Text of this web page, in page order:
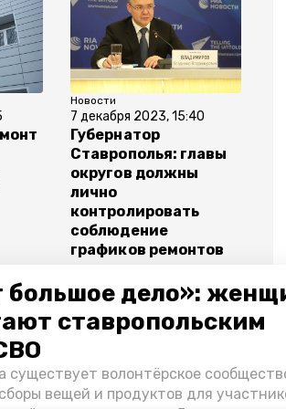
большое дело»:
ставропольским
существует волонтёрское
вещей и продуктов для
Новости
7 декабря 2023, 15:40
Губернатор
Ставрополья: главы
округов должны
лично
контролировать
соблюдение
графиков ремонтов